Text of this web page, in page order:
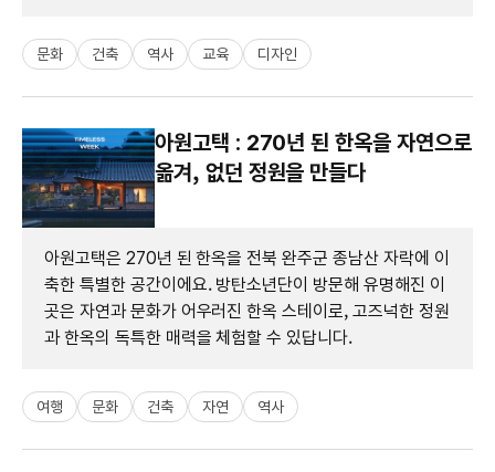
문화 건축 역사 교육 디자인
아원고택 : 270년 된 한옥을 자연으로
옮겨, 없던 정원을 만들다
아원고택은 270년 된 한옥을 전북 완주군 종남산 자락에 이
축한 특별한 공간이에요. 방탄소년단이 방문해 유명해진 이
곳은 자연과 문화가 어우러진 한옥 스테이로, 고즈넉한 정원
과 한옥의 독특한 매력을 체험할 수 있답니다.
여행 문화 건축 자연 역사